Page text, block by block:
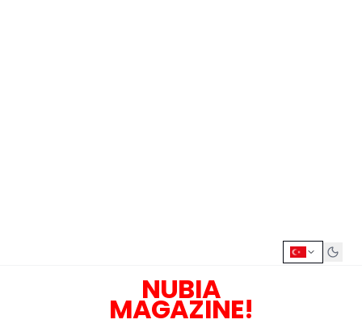
NUBIA
MAGAZINE!